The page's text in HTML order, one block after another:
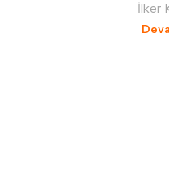
İlker